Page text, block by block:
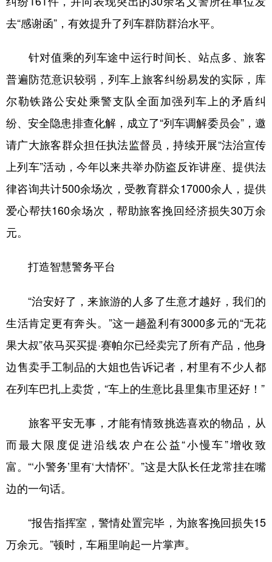
去“感谢函”，有效提升了列车群防群治水平。
针对值乘的列车途中运行时间长、站点多、旅客
普遍防范意识较弱，列车上旅客纠纷易发的实际，库
尔勒铁路公安处乘警支队全面加强列车上的矛盾纠
纷、安全隐患排查化解，成立了“列车调解委员会”，邀
请广大旅客群众担任执法监督员，持续开展“法治宣传
上列车”活动，今年以来共举办防盗反诈讲座、提供法
律咨询共计500余场次，受教育群众17000余人，提供
爱心帮扶160余场次，帮助旅客挽回经济损失30万余
元。
打造智慧警务平台
“治安好了，来旅游的人多了生意才越好，我们的
生活肯定更有奔头。”这一趟盈利有3000多元的“无花
果大叔”依马买买提·赛帕尔已经卖完了所有产品，他身
边售卖手工制品的大姐也告诉记者，村里有不少人都
在列车巴扎上卖货，“车上的生意比县里集市里还好！”
旅客平安无事，才能有情致挑选喜欢的物品，从
而最大限度促进沿线农户在公益“小慢车”增收致
富。“‘小警务’里有‘大情怀’。”这是大队长任龙常挂在嘴
边的一句话。
“报告指挥室，警情处置完毕，为旅客挽回损失15
万余元。”顿时，车厢里响起一片掌声。